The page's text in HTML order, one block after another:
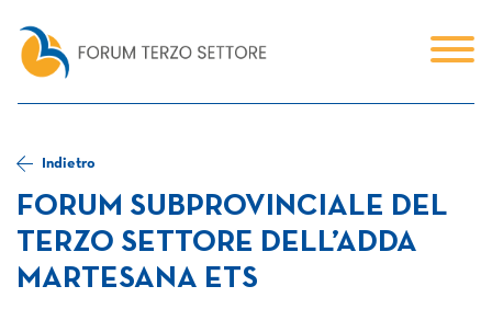
Indietro
FORUM SUBPROVINCIALE DEL
TERZO SETTORE DELL’ADDA
MARTESANA ETS